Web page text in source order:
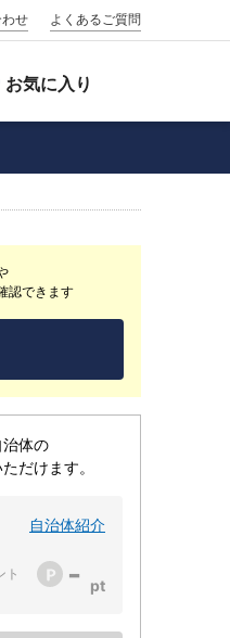
せ よくあるご質問
お気に入り
認できます
治体の
だけます。
自治体紹介
ト -